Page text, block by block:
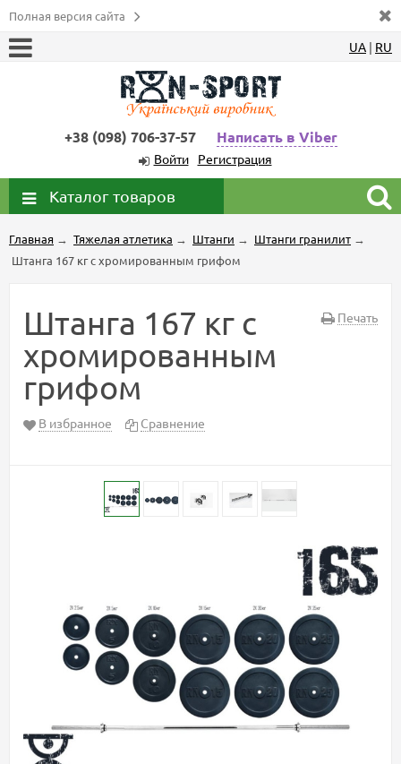
Полная версия сайта
UA | RU
+38 (098) 706-37-57 Написать в Viber
Войти Регистрация
Каталог товаров
Главная → Тяжелая атлетика → Штанги → Штанги гранилит →
Штанга 167 кг с хромированным грифом
Печать
Штанга 167 кг с
хромированным
грифом
В избранное Сравнение